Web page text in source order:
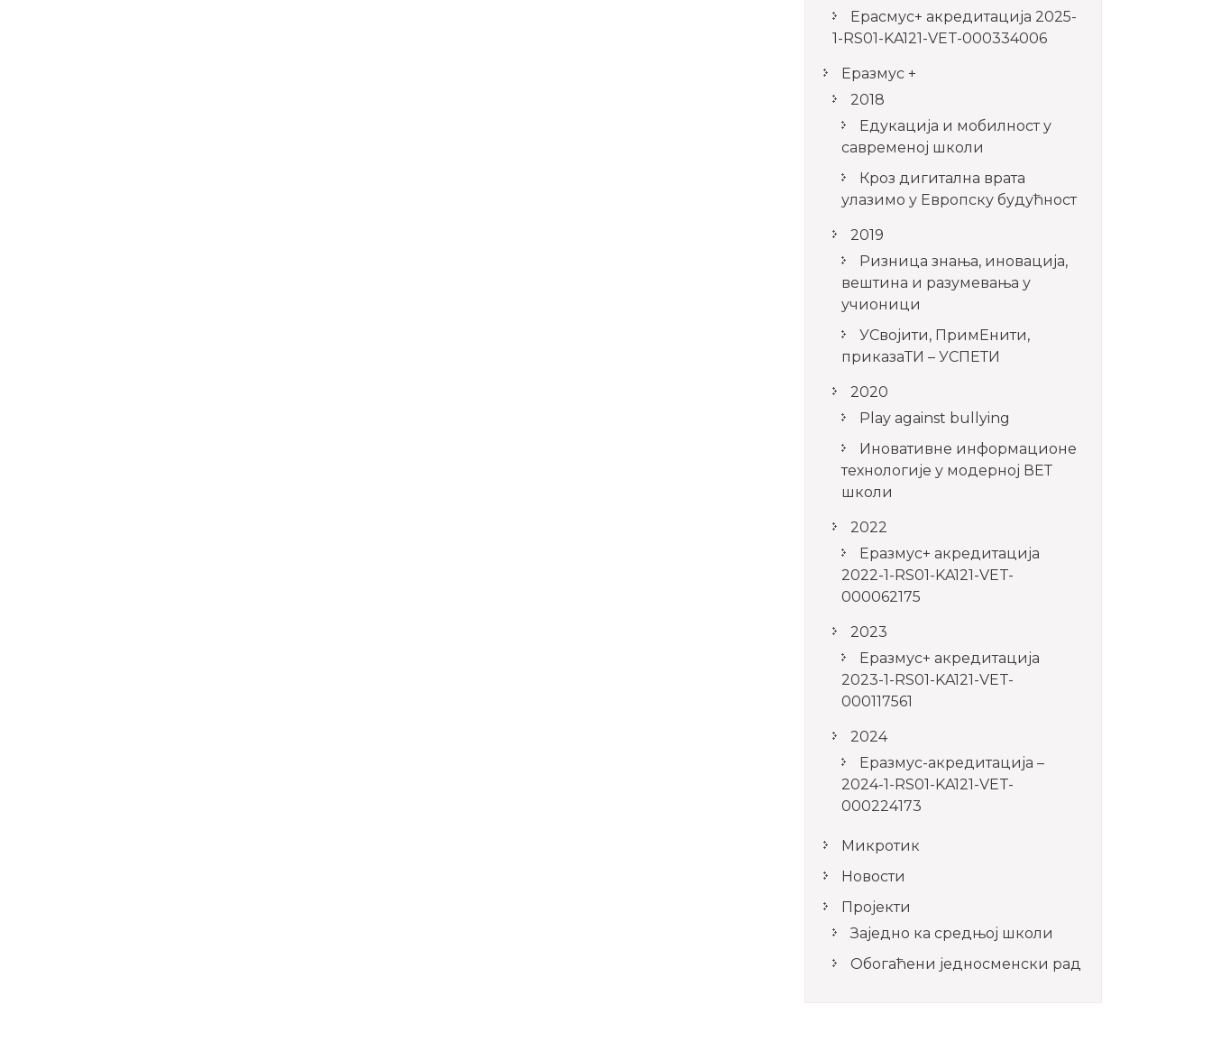
Ерасмус+ акредитацијa 2025-
1-RS01-KA121-VET-000334006
Еразмус +
2018
Едукација и мобилност у
савременој школи
Кроз дигитална врата
улазимо у Европску будућност
2019
Ризница знања, иновација,
вештина и разумевања у
учионици
УСвојити, ПримЕнити,
приказаТИ – УСПЕТИ
2020
Play against bullying
Иновативне информационе
технологије у модерној ВЕТ
школи
2022
Еразмус+ акредитација
2022-1-RS01-KA121-VET-
000062175
2023
Еразмус+ акредитација
2023-1-RS01-KA121-VET-
000117561
2024
Еразмус-акредитација –
2024-1-RS01-KA121-VET-
000224173
Микротик
Новости
Пројекти
Заједно ка средњој школи
Обогаћени једносменски рад